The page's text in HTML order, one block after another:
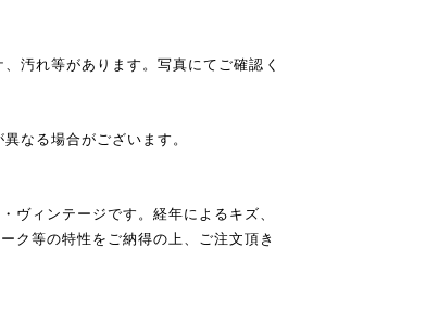
汚れ等があります。写真にてご確認く
なる場合がございます。
ヴィンテージです。経年によるキズ、
ク等の特性をご納得の上、ご注文頂き